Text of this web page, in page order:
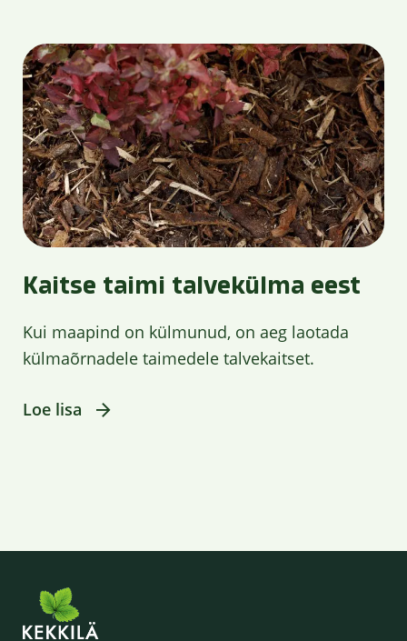
Kaitse taimi talvekülma eest
Kui maapind on külmunud, on aeg laotada
külmaõrnadele taimedele talvekaitset.
Loe lisa